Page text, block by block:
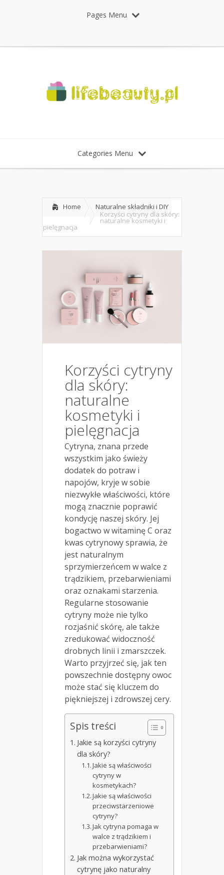
Pages Menu
Categories Menu
Home
Naturalne składniki i DIY
Korzyści cytryny dla skóry:
naturalne kosmetyki i
pielęgnacja
Korzyści cytryny
dla skóry:
naturalne
kosmetyki i
pielęgnacja
Cytryna, znana przede
wszystkim jako świeży
dodatek do potraw i
napojów, kryje w sobie
niezwykłe właściwości, które
mogą znacznie poprawić
kondycję naszej skóry. Jej
bogactwo w witaminę C oraz
kwas cytrynowy sprawia, że
jest naturalnym
sprzymierzeńcem w walce z
trądzikiem, przebarwieniami
oraz oznakami starzenia.
Regularne stosowanie
cytryny może nie tylko
rozjaśnić skórę, ale także
zredukować widoczność
drobnych linii i zmarszczek.
Warto przyjrzeć się, jak ten
powszechnie dostępny owoc
może stać się kluczem do
piękniejszej i zdrowszej cery.
Spis treści
Jakie są korzyści cytryny
dla skóry?
Jakie są właściwości
cytryny w
kosmetykach?
Jakie są właściwości
przeciwstarzeniowe
cytryny?
Jak cytryna pomaga w
walce z trądzikiem i
przebarwieniami?
Jak można wykorzystać
cytrynę jako naturalny